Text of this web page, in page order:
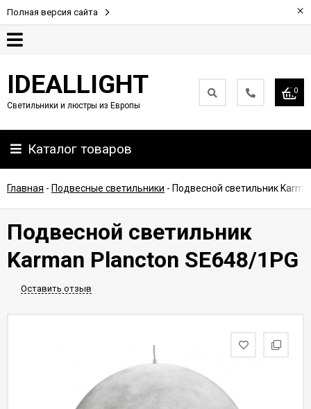
Полная версия сайта ×
Партнерам
Доставка
IDEALLIGHT
Светильники и люстры из Европы
0
Каталог товаров
Главная - Подвесные светильники - Подвесной светильник
Подвесной светильник
Karman Plancton SE648/1PG
Оставить отзыв